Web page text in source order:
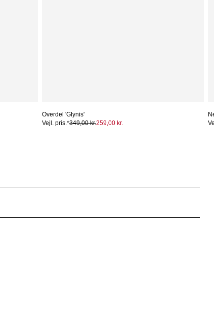
Overdel 'Glynis'
Vejl. pris.*349,00 kr.259,00 kr.